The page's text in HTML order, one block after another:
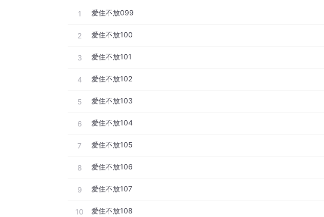
1 爱住不放099
2 爱住不放100
3 爱住不放101
4 爱住不放102
5 爱住不放103
6 爱住不放104
7 爱住不放105
8 爱住不放106
9 爱住不放107
10 爱住不放108